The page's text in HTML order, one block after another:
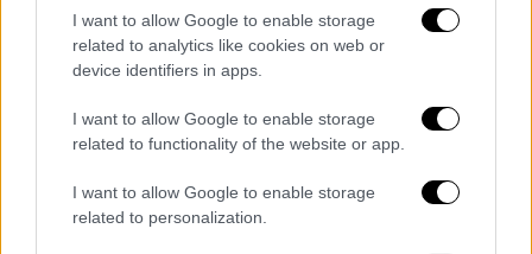
I want to allow Google to enable storage
related to analytics like cookies on web or
device identifiers in apps.
I want to allow Google to enable storage
related to functionality of the website or app.
I want to allow Google to enable storage
related to personalization.